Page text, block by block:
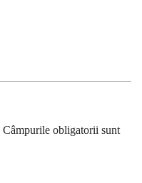
Câmpurile obligatorii sunt